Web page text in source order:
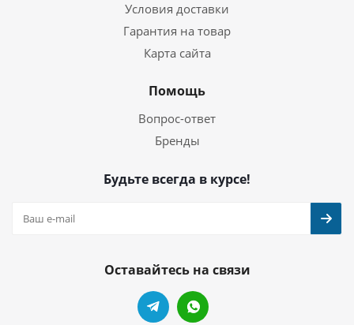
Условия доставки
Гарантия на товар
Карта сайта
Помощь
Вопрос-ответ
Бренды
Будьте всегда в курсе!
Оставайтесь на связи